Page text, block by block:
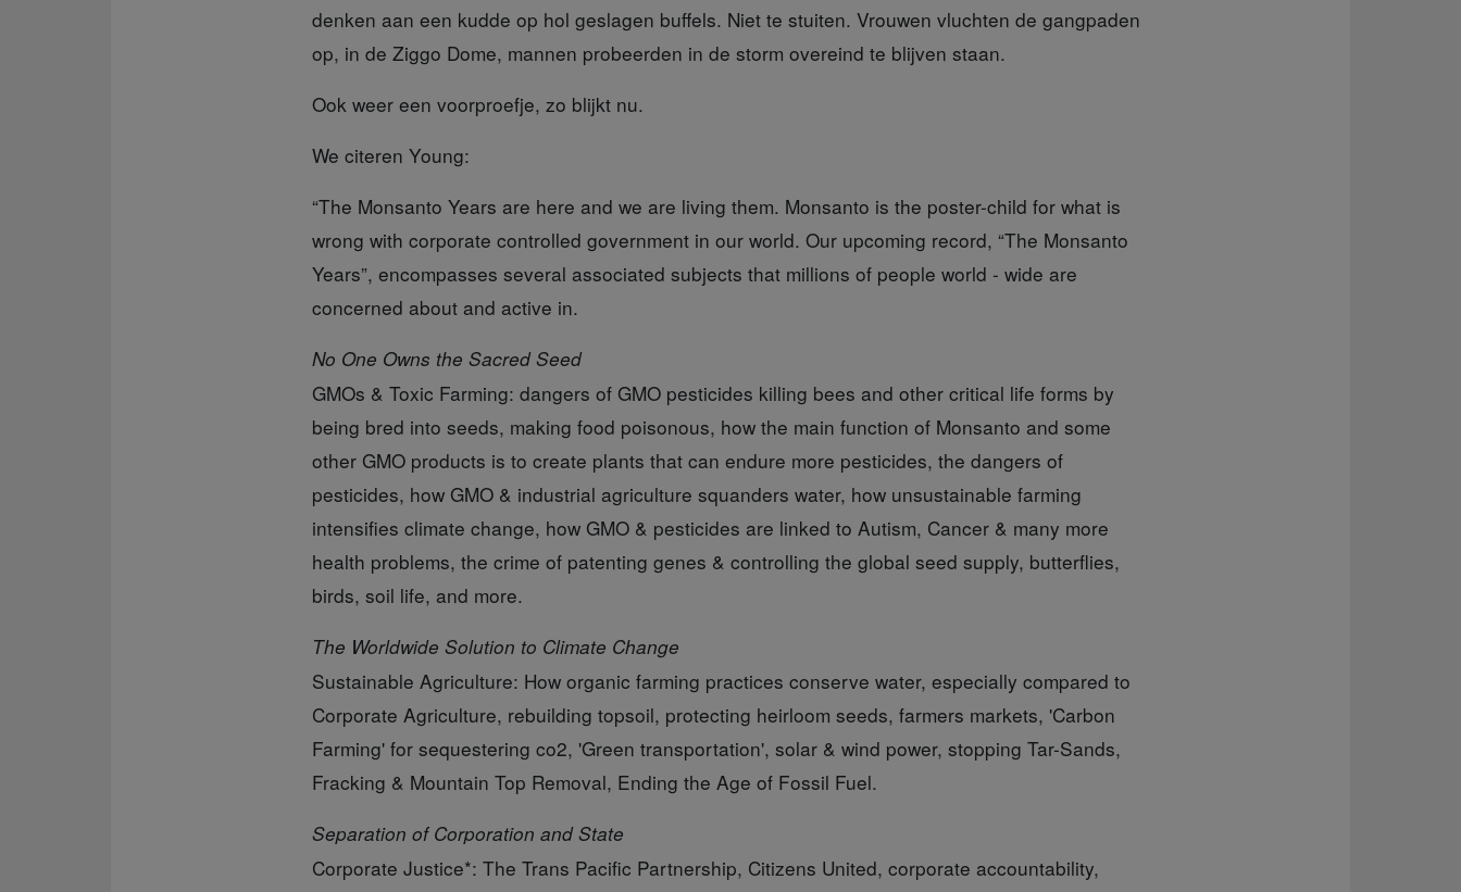
denken aan een kudde op hol geslagen buffels. Niet te stuiten. Vrouwen vluchten de gangpaden
op, in de Ziggo Dome, mannen probeerden in de storm overeind te blijven staan.
Ook weer een voorproefje, zo blijkt nu.
We citeren Young:
“The Monsanto Years are here and we are living them. Monsanto is the poster-child for what is
wrong with corporate controlled government in our world. Our upcoming record, “The Monsanto
Years”, encompasses several associated subjects that millions of people world - wide are
concerned about and active in.
No One Owns the Sacred Seed
GMOs & Toxic Farming: dangers of GMO pesticides killing bees and other critical life forms by
being bred into seeds, making food poisonous, how the main function of Monsanto and some
other GMO products is to create plants that can endure more pesticides, the dangers of
pesticides, how GMO & industrial agriculture squanders water, how unsustainable farming
intensifies climate change, how GMO & pesticides are linked to Autism, Cancer & many more
health problems, the crime of patenting genes & controlling the global seed supply, butterflies,
birds, soil life, and more.
The Worldwide Solution to Climate Change
Sustainable Agriculture: How organic farming practices conserve water, especially compared to
Corporate Agriculture, rebuilding topsoil, protecting heirloom seeds, farmers markets, 'Carbon
Farming' for sequestering co2, 'Green transportation', solar & wind power, stopping Tar-Sands,
Fracking & Mountain Top Removal, Ending the Age of Fossil Fuel.
Separation of Corporation and State
Corporate Justice*: The Trans Pacific Partnership, Citizens United, corporate accountability,